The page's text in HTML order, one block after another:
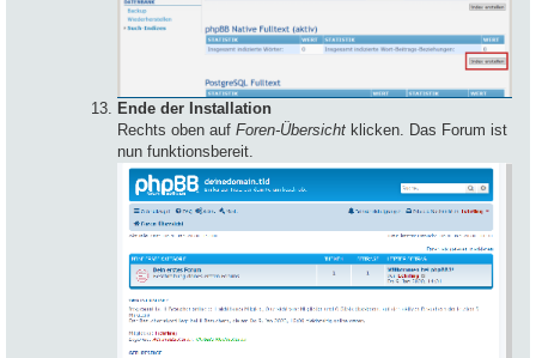
Ende der Installation
Rechts oben auf Foren-Übersicht klicken. Das Forum ist
nun funktionsbereit.